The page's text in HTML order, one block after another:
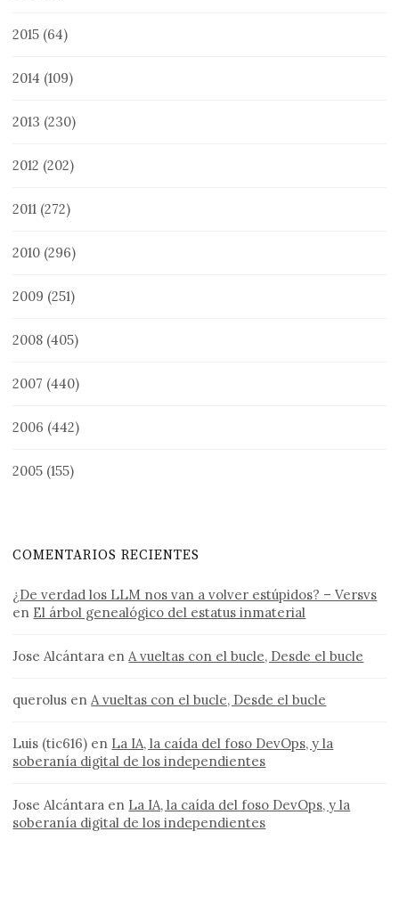
2015 (64)
2014 (109)
2013 (230)
2012 (202)
2011 (272)
2010 (296)
2009 (251)
2008 (405)
2007 (440)
2006 (442)
2005 (155)
COMENTARIOS RECIENTES
¿De verdad los LLM nos van a volver estúpidos? – Versvs
en El árbol genealógico del estatus inmaterial
Jose Alcántara enA vueltas con el bucle, Desde el bucle
querolus enA vueltas con el bucle, Desde el bucle
Luis (tic616) en La IA, la caída del foso DevOps, y la
soberanía digital de los independientes
Jose Alcántara en La IA, la caída del foso DevOps, y la
soberanía digital de los independientes